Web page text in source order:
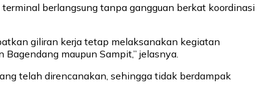
berlangsung tanpa gangguan berkat koordinasi
giliran kerja tetap melaksanakan kegiatan
maupun Sampit,” jelasnya.
telah direncanakan, sehingga tidak berdampak